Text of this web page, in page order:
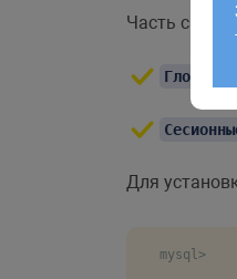
Часть
Для
mysql>